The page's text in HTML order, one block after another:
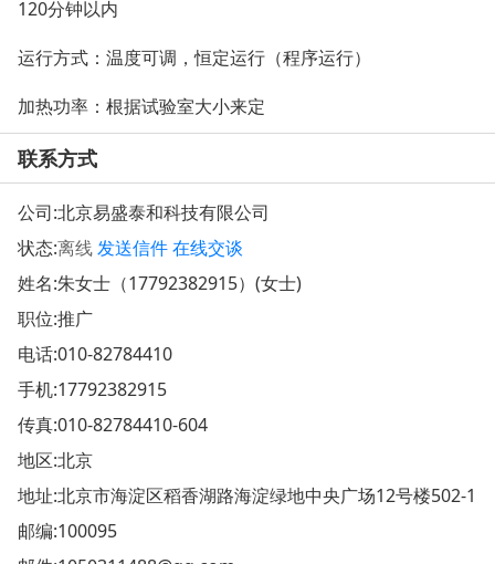
120分钟以内
运行方式：温度可调，恒定运行（程序运行）
加热功率：根据试验室大小来定
联系方式
公司:北京易盛泰和科技有限公司
状态:离线发送信件在线交谈
姓名:朱女士（17792382915）(女士)
职位:推广
电话:010-82784410
手机:17792382915
传真:010-82784410-604
地区:北京
地址:北京市海淀区稻香湖路海淀绿地中央广场12号楼502-1
邮编:100095